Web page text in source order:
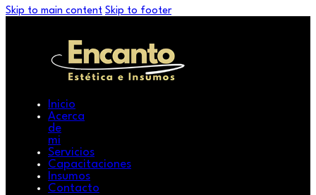
Skip to main content Skip to footer
Inicio
Acerca
de
mi
Servicios
Capacitaciones
Insumos
Contacto